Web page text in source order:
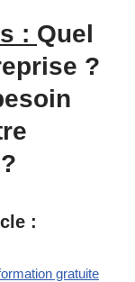
: Quel
?
:
gratuite